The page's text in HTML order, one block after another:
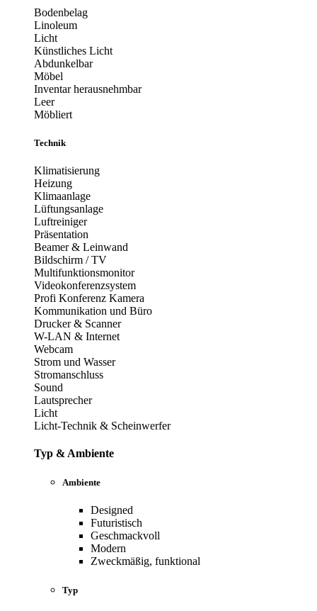
Bodenbelag
Linoleum
Licht
Künstliches Licht
Abdunkelbar
Möbel
Inventar herausnehmbar
Leer
Möbliert
Technik
Klimatisierung
Heizung
Klimaanlage
Lüftungsanlage
Luftreiniger
Präsentation
Beamer & Leinwand
Bildschirm / TV
Multifunktionsmonitor
Videokonferenzsystem
Profi Konferenz Kamera
Kommunikation und Büro
Drucker & Scanner
W-LAN & Internet
Webcam
Strom und Wasser
Stromanschluss
Sound
Lautsprecher
Licht
Licht-Technik & Scheinwerfer
Typ & Ambiente
Ambiente
Designed
Futuristisch
Geschmackvoll
Modern
Zweckmäßig, funktional
Typ